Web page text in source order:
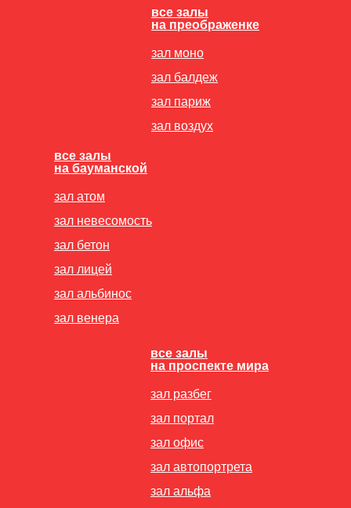
зал разбег
зал портал
зал альфа
зал офис
зал автопортрета
все залы
на проспекте мира
зал атом
зал невесомость
зал альбинос
зал венера
зал бетон
зал лицей
все залы
на бауманской
зал моно
зал балдеж
зал париж
зал воздух
все залы
на преображенке